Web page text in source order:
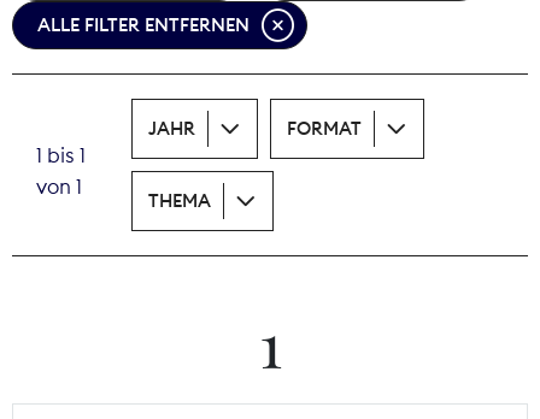
Pressefreiheit
Print
Recht
Tarifpolitik
Theodor-Wolff-Preis
ALLE FILTER ENTFERNEN
1 bis 1
von 1
JAHR FORMAT
THEMA
1